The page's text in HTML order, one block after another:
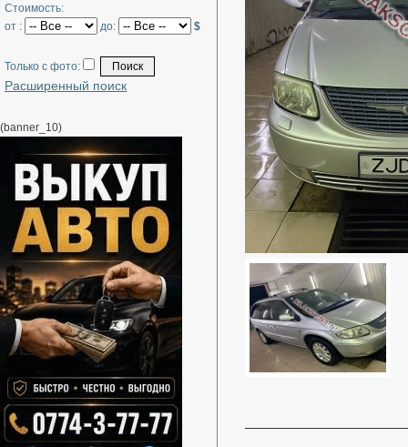
Стоимость:
от :
до: $
Только с фото:
Расширенный поиск
(banner_10)